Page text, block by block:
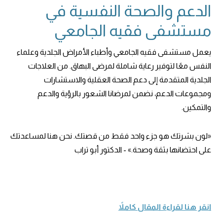
الدعم والصحة النفسية في
مستشفى فقيه الجامعي
يعمل مستشفى فقيه الجامعي وأطباء الأمراض الجلدية وعلماء
النفس معًا لتوفير رعاية شاملة لمرضى البهاق. من العلاجات
الجلدية المتقدمة إلى دعم الصحة العقلية والاستشارات
ومجموعات الدعم، نضمن لمرضانا الشعور بالرؤية والدعم
والتمكين.
«لون بشرتك هو جزء واحد فقط من قصتك. نحن هنا لمساعدتك
على احتضانها بثقة وصحة.» - الدكتور أبو تراب
انقر هنا لقراءة المقال كاملاً